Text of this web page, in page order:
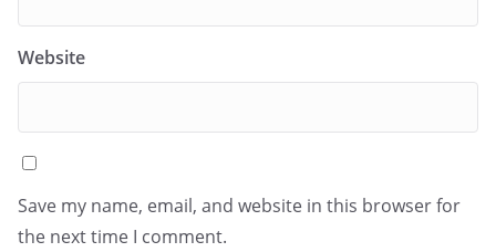
Website
Save my name, email, and website in this browser for
the next time I comment.